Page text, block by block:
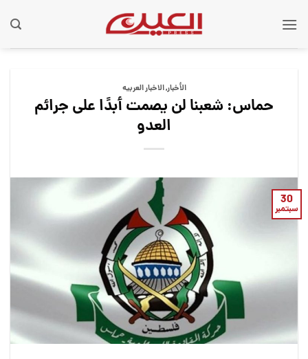
الأخبار,الاخبار العربيه
حماس: شعبنا لن يصمت أبدًا على جرائم
العدو
30
سبتمبر